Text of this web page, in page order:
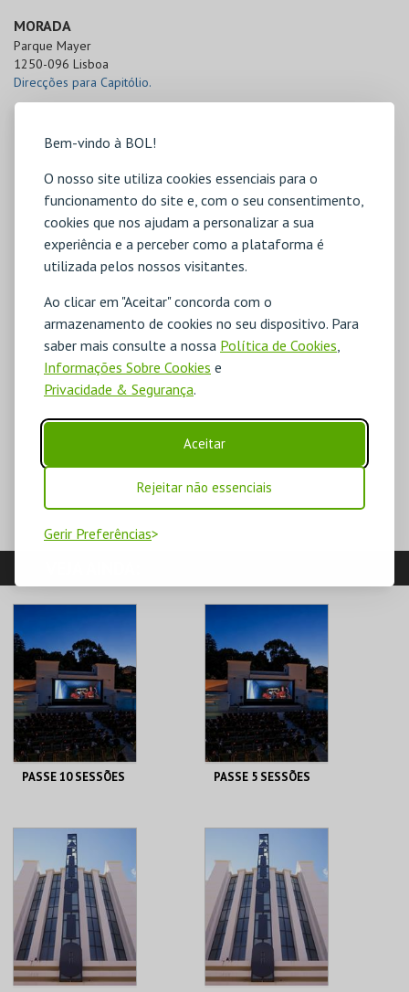
Bem-vindo à BOL!
O nosso site utiliza cookies essenciais para o
funcionamento do site e, com o seu consentimento,
cookies que nos ajudam a personalizar a sua
experiência e a perceber como a plataforma é
utilizada pelos nossos visitantes.
Ao clicar em "Aceitar" concorda com o
armazenamento de cookies no seu dispositivo. Para
saber mais consulte a nossa Política de Cookies,
Informações Sobre Cookies e
Privacidade & Segurança.
Aceitar
Rejeitar não essenciais
Gerir Preferências
MORADA
Parque Mayer
1250-096 Lisboa
Direcções para Capitólio.
PASSE 10 SESSÕES
AQUISIÇÃO
MAIS INFO
COMPRAR
PASSE 5 SESSÕES
AQUISIÇÃO
MAIS INFO
COMPRAR